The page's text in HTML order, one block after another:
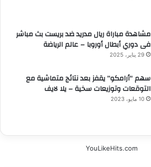
مشاهدة مباراة ريال مدريد ضد بريست بث مباشر
فى دوري أبطال أوروبا – عالم الرياضة
29 يناير، 2025
سهم “أرامكو” يقفز بعد نتائج متماشية مع
التوقعات وتوزيعات سخية – يلا لايف
10 مايو، 2023
YouLikeHits.com